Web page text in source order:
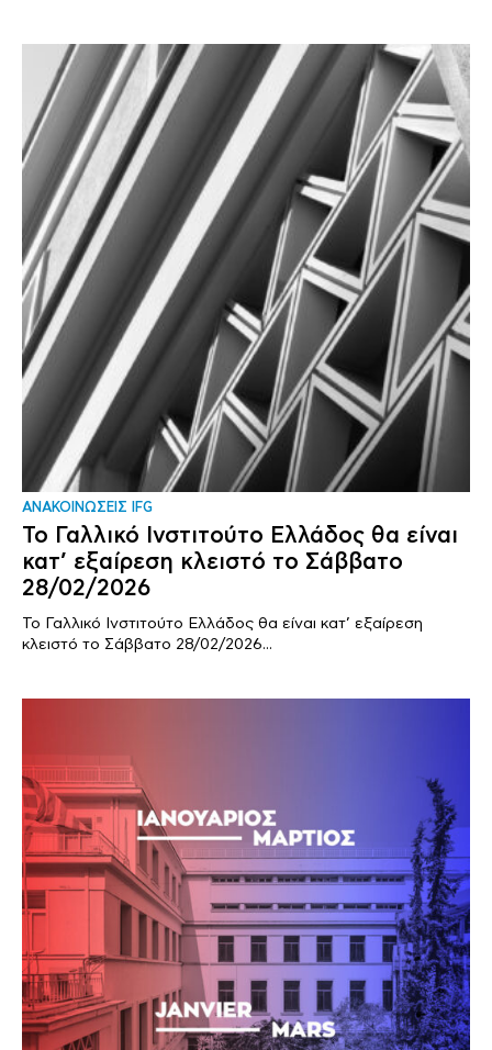
ΑΝΑΚΟΙΝΩΣΕΙΣ IFG
Το Γαλλικό Ινστιτούτο Ελλάδος θα είναι
κατ’ εξαίρεση κλειστό το Σάββατο
28/02/2026
Το Γαλλικό Ινστιτούτο Ελλάδος θα είναι κατ’ εξαίρεση
κλειστό το Σάββατο 28/02/2026...